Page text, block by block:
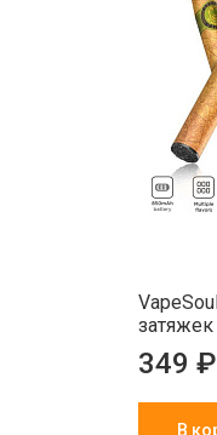
затяжек
349 ₽
В